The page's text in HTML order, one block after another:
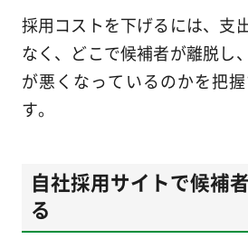
採用コストを下げるには、支
なく、どこで候補者が離脱し
が悪くなっているのかを把
す。
自社採用サイトで候補
る